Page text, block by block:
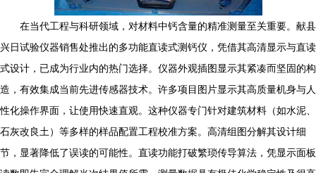
在当代工程与科研领域，对材料中钙含量的精准测量至关重要。献县
兴日试验仪器销售处推出的多功能直读式测钙仪，凭借其高清显示与直读
式设计，已成为行业内的热门选择。仪器外观插图显示其紧凑而坚固的构
造，有效集成当前先进传感器技术。许多项目图片显示其高质量机身与人
性化操作界面，让使用快速直观。这种仪器专门针对建筑材料（如水泥、
石灰改良土）等多样的样品配置工程校准方案。高清组图分解其设计细
节，显著降低了误读的可能性。直读功能打破繁琐传导算法，凭显示面板